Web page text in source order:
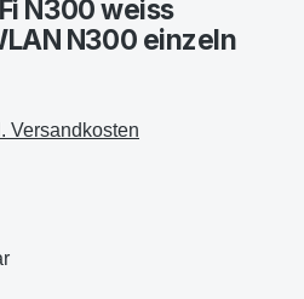
N300 weiss
N300 einzeln
Versandkosten